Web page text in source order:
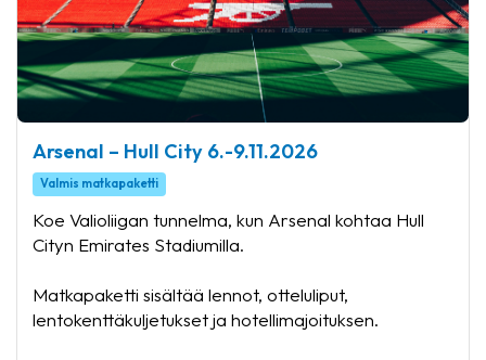
Arsenal – Hull City 6.-9.11.2026
Valmis matkapaketti
Koe Valioliigan tunnelma, kun Arsenal kohtaa Hull
Cityn Emirates Stadiumilla.
Matkapaketti sisältää lennot, otteluliput,
lentokenttäkuljetukset ja hotellimajoituksen.